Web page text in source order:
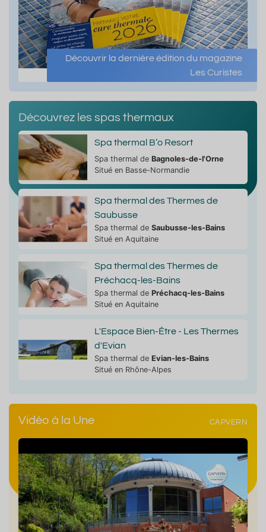
renseignée
Septembre
25.3°C
non
renseignée
Octobre
21.4°C
non
Découvrir la dernière édition du magazine
Les Curistes
Découvrez les spas thermaux
Spa thermal B’o Resort
Spa thermal de Bagnoles-de-l'Orne
Situé en Basse-Normandie
Spa thermal des Thermes de
Saubusse
Spa thermal de Saubusse-les-Bains
Situé en Aquitaine
Spa thermal des Thermes de
Préchacq-les-Bains
Spa thermal de Préchacq-les-Bains
Situé en Aquitaine
L'Espace Bien-Être - Les Thermes
d'Evian
Spa thermal de Evian-les-Bains
Situé en Rhône-Alpes
Vidéo à la Une CAPVERN